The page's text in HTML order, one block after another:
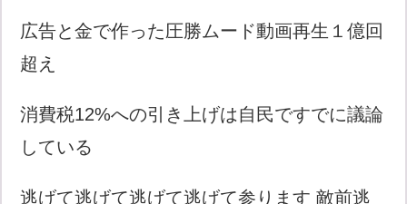
広告と金で作った圧勝ムード動画再生１億回
超え
消費税12%への引き上げは自民ですでに議論
している
逃げて逃げて逃げて逃げて参ります 敵前逃